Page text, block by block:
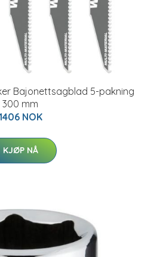
Bajonettsagblad 5-pakning
300 mm
NOK
KJØP NÅ